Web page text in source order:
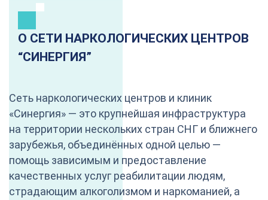
О СЕТИ НАРКОЛОГИЧЕСКИХ ЦЕНТРОВ
“CИНЕРГИЯ”
Сеть наркологических центров и клиник
«Синергия» — это крупнейшая инфраструктура
на территории нескольких стран СНГ и ближнего
зарубежья, объединённых одной целью —
помощь зависимым и предоставление
качественных услуг реабилитации людям,
страдающим алкоголизмом и наркоманией, а